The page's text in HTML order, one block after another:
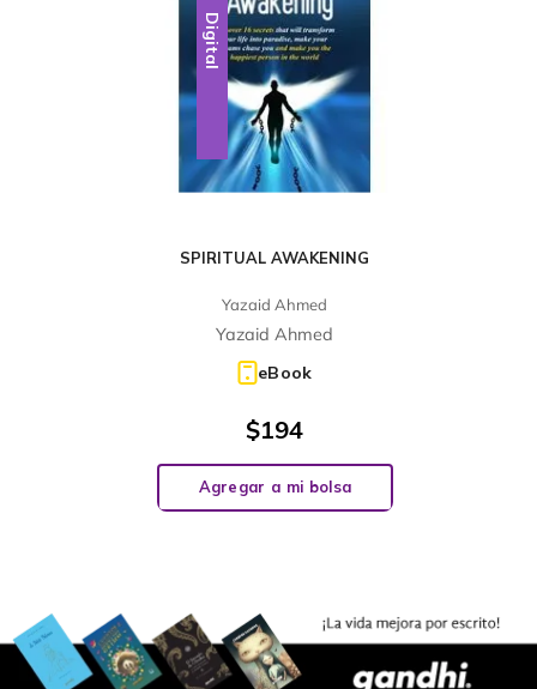
Digital
SPIRITUAL AWAKENING
Yazaid Ahmed
Yazaid Ahmed
eBook
$194
Agregar a mi bolsa